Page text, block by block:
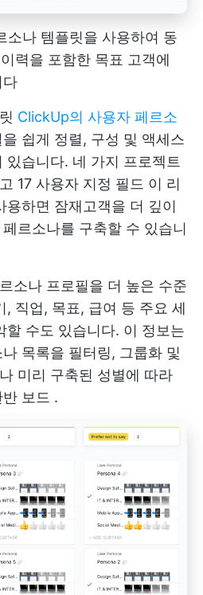
소나 템플릿을 사용하여 동
력을 포함한 목표 고객에
다
ClickUp의 사용자 페르소
쉽게 정렬, 구성 및 액세스
있습니다. 네 가지 프로젝트
17 사용자 지정 필드 이 리
용하면 잠재고객을 더 깊이
르소나를 구축할 수 있습니
소나 프로필을 더 높은 수준
, 직업, 목표, 급여 등 주요 세
할 수도 있습니다. 이 정보는
목록을 필터링, 그룹화 및
미리 구축된 성별에 따라
반 보드 .